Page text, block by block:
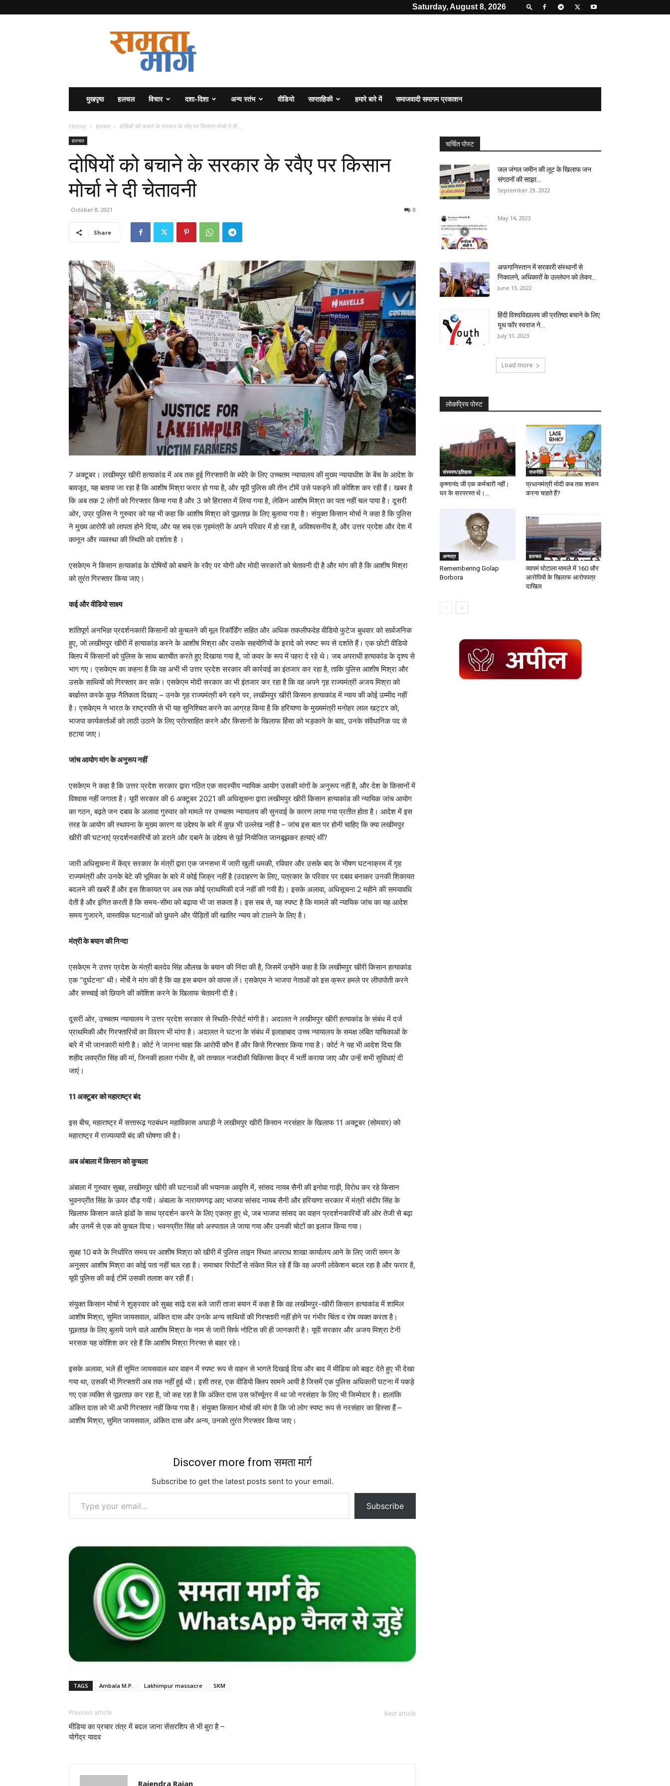
Saturday, August 8, 2026
मुखपृष्ठ हलचल विचार दशा-दिशा अन्य स्तंभ वीडियो साप्ताहिकी हमारे बारे में समाजवादी समागम प्रकाशन
Home हलचल दोषियों को बचाने के सरकार के रवैए पर किसान मोर्चा ने दी...
हलचल
दोषियों को बचाने के सरकार के रवैए पर किसान
मोर्चा ने दी चेतावनी
October 8, 2021 0
Share
7 अक्टूबर। लखीमपुर खीरी हत्याकांड में अब तक हुई गिरफ्तारी के ब्योरे के लिए उच्चतम न्यायालय की मुख्य न्यायाधीश के बेंच के आदेश के
बावजूद, यह बताया जा रहा है कि आशीष मिश्रा फरार हो गया है, और यूपी पुलिस की तीन टीमें उसे पकड़ने की कोशिश कर रही हैं। खबर है
कि अब तक 2 लोगों को गिरफ्तार किया गया है और 3 को हिरासत में लिया गया है, लेकिन आशीष मिश्रा का पता नहीं चल पाया है। दूसरी
ओर, उप्र पुलिस ने गुरुवार को यह भी कहा कि आशीष मिश्रा को पूछताछ के लिए बुलाया गया है। संयुक्त किसान मोर्चा ने कहा है कि पुलिस
ने मुख्य आरोपी को लापता होने दिया, और यह सब एक गृहमंत्री के अपने परिवार में हो रहा है, अविश्वसनीय है, और उत्तर प्रदेश और देश में
कानून और व्यवस्था की स्थिति को दर्शाता है ।
एसकेएम ने किसान हत्याकांड के दोषियों को बचाने के रवैए पर योगी और मोदी सरकारों को चेतावनी दी है और मांग की है कि आशीष मिश्रा
को तुरंत गिरफ्तार किया जाए।
कई और वीडियो साक्ष्य
शांतिपूर्ण अनभिज्ञ प्रदर्शनकारी किसानों को कुचलने की मूल रिकॉर्डिंग सहित और अधिक तकलीफदेह वीडियो फुटेज बुधवार को सार्वजनिक
हुए, जो लखीमपुर खीरी में हत्याकांड करने के आशीष मिश्रा और उसके सहयोगियों के इरादे को स्पष्ट रूप से दर्शाते हैं। एक छोटी वीडियो
क्लिप में किसानों को पुलिस के साथ बातचीत करते हुए दिखाया गया है, जो कवर के रूप में पहरा दे रहे थे। जब अपराधी हत्याकांड के दृश्य से
भाग गए। एसकेएम का कहना है कि वह अभी भी उत्तर प्रदेश सरकार की कार्रवाई का इंतजार कर रहा है, ताकि पुलिस आशीष मिश्रा और
उसके साथियों को गिरफ्तार कर सके। एसकेएम मोदी सरकार का भी इंतजार कर रहा है कि वह अपने गृह राज्यमंत्री अजय मिश्रा को
बर्खास्त करके कुछ नैतिकता दिखाए – उनके गृह राज्यमंत्री बने रहने पर, लखीमपुर खीरी किसान हत्याकांड में न्याय की कोई उम्मीद नहीं
है। एसकेएम ने भारत के राष्ट्रपति से भी यह सुनिश्चित करने का आग्रह किया है कि हरियाणा के मुख्यमंत्री मनोहर लाल खट्टर को,
भाजपा कार्यकर्ताओं को लाठी उठाने के लिए प्रोत्साहित करने और किसानों के खिलाफ हिंसा को भड़काने के बाद, उनके संवैधानिक पद से
हटाया जाए।
जांच आयोग मांग के अनुरूप नहीं
एसकेएम ने कहा है कि उत्तर प्रदेश सरकार द्वारा गठित एक सदस्यीय न्यायिक आयोग उसकी मांगों के अनुरूप नहीं है, और देश के किसानों में
विश्वास नहीं जगाता है। यूपी सरकार की 6 अक्टूबर 2021 की अधिसूचना द्वारा लखीमपुर खीरी किसान हत्याकांड की न्यायिक जांच आयोग
का गठन, बढ़ते जन दबाव के अलावा गुरुवार को मामले पर उच्चतम न्यायालय की सुनवाई के कारण लाया गया प्रतीत होता है। आदेश में इस
तरह के आयोग की स्थापना के मुख्य कारण या उद्देश्य के बारे में कुछ भी उल्लेख नहीं है – जांच इस बात पर होनी चाहिए कि क्या लखीमपुर
खीरी की घटनाएं प्रदर्शनकारियों को डराने और दबाने के उद्देश्य से पूर्व नियोजित जानबूझकर हत्याएं थीं?
जारी अधिसूचना में केंद्र सरकार के मंत्री द्वारा एक जनसभा में जारी खुली धमकी, रविवार और उसके बाद के भीषण घटनाक्रम में गृह
राज्यमंत्री और उनके बेटे की भूमिका के बारे में कोई जिक्र नहीं है (उदाहरण के लिए, पत्रकार के परिवार पर दबाव बनाकर उनकी शिकायत
बदलने की खबरें हैं और इस शिकायत पर अब तक कोई प्राथमिकी दर्ज नहीं की गयी है)। इसके अलावा, अधिसूचना 2 महीने की समयावधि
देती है और इंगित करती है कि समय-सीमा को बढ़ाया भी जा सकता है। इस सब से, यह स्पष्ट है कि मामले की न्यायिक जांच का यह आदेश
समय गुजारने, वास्तविक घटनाओं को छुपाने और पीड़ितों की खातिर न्याय को टालने के लिए है।
मंत्री के बयान की निन्दा
एसकेएम ने उत्तर प्रदेश के मंत्री बलदेव सिंह औलख के बयान की निंदा की है, जिसमें उन्होंने कहा है कि लखीमपुर खीरी किसान हत्याकांड
एक “दुर्घटना” थी। मोर्चे ने मांग की है कि वह इस बयान को वापस लें। एसकेएम ने भाजपा नेताओं को इस क्रूर हमले पर लीपापोती करने
और सच्चाई को छिपाने की कोशिश करने के खिलाफ चेतावनी दी है।
दूसरी ओर, उच्चतम न्यायालय ने उत्तर प्रदेश सरकार से स्थिति-रिपोर्ट मांगी है। अदालत ने लखीमपुर खीरी हत्याकांड के संबंध में दर्ज
प्राथमिकी और गिरफ्तारियों का विवरण भी मांगा है। अदालत ने घटना के संबंध में इलाहाबाद उच्च न्यायालय के समक्ष लंबित याचिकाओं के
बारे में भी जानकारी मांगी है। कोर्ट ने जानना चाहा कि आरोपी कौन हैं और किसे गिरफ्तार किया गया है। कोर्ट ने यह भी आदेश दिया कि
शहीद लवप्रीत सिंह की मां, जिनकी हालत गंभीर है, को तत्काल नजदीकी चिकित्सा केंद्र में भर्ती कराया जाए और उन्हें सभी सुविधाएं दी
जाएं।
11 अक्टूबर को महाराष्ट्र बंद
इस बीच, महाराष्ट्र में सत्तारूढ़ गठबंधन महाविकास अघाड़ी ने लखीमपुर खीरी किसान नरसंहार के खिलाफ 11 अक्टूबर (सोमवार) को
महाराष्ट्र में राज्यव्यापी बंद की घोषणा की है।
अब अंबाला में किसान को कुचला
अंबाला में गुरुवार सुबह, लखीमपुर खीरी की घटनाओं की भयानक आवृत्ति में, सांसद नायब सैनी की इनोवा गाड़ी, विरोध कर रहे किसान
भुवनप्रीत सिंह के ऊपर दौड़ गयी। अंबाला के नारायणगढ़ आए भाजपा सांसद नायब सैनी और हरियाणा सरकार में मंत्री संदीप सिंह के
खिलाफ किसान काले झंडों के साथ प्रदर्शन करने के लिए एकत्र हुए थे, जब भाजपा सांसद का वाहन प्रदर्शनकारियों की ओर तेजी से बढ़ा
और उनमें से एक को कुचल दिया। भवनप्रीत सिंह को अस्पताल ले जाया गया और उनकी चोटों का इलाज किया गया।
सुबह 10 बजे के निर्धारित समय पर आशीष मिश्रा को खीरी में पुलिस लाइन स्थित अपराध शाखा कार्यालय आने के लिए जारी समन के
अनुसार आशीष मिश्रा का कोई पता नहीं चल रहा है। समाचार रिपोर्टों से संकेत मिल रहे हैं कि वह अपनी लोकेशन बदल रहा है और फरार है,
यूपी पुलिस की कई टीमें उसकी तलाश कर रही हैं।
संयुक्त किसान मोर्चा ने शुक्रवार को सुबह साढ़े दस बजे जारी ताजा बयान में कहा है कि वह लखीमपुर-खीरी किसान हत्याकांड में शामिल
आशीष मिश्रा, सुमित जायसवाल, अंकित दास और उनके अन्य साथियों की गिरफ्तारी नहीं होने पर गंभीर चिंता व रोष व्यक्त करता है।
पूछताछ के लिए बुलाये जाने वाले आशीष मिश्रा के नाम से जारी सिर्फ नोटिस की ही जानकारी है। यूपी सरकार और अजय मिश्रा टेनी
भरसक यह कोशिश कर रहे हैं कि आशीष मिश्रा गिरफ्त से बाहर रहे।
इसके अलावा, भले ही सुमित जायसवाल थार वाहन में स्पष्ट रूप से वाहन से भागते दिखाई दिया और बाद में मीडिया को बाइट देते हुए भी देखा
गया था, उसकी भी गिरफ्तारी अब तक नहीं हुई थी। इसी तरह, एक वीडियो क्लिप सामने आयी है जिसमें एक पुलिस अधिकारी घटना में पकड़े
गए एक व्यक्ति से पूछताछ कर रहा है, जो कह रहा है कि अंकित दास उस फॉर्च्यूनर में था जो नरसंहार के लिए भी जिम्मेदार है। हालांकि
अंकित दास को भी अभी गिरफ्तार नहीं किया गया है। संयुक्त किसान मोर्चा की मांग है कि जो लोग स्पष्ट रूप से नरसंहार का हिस्सा हैं –
आशीष मिश्रा, सुमित जायसवाल, अंकित दास और अन्य, उनको तुरंत गिरफ्तार किया जाए।
Discover more from समता मार्ग
Subscribe to get the latest posts sent to your email.
Type your email…
Subscribe
TAGS Ambala M.P. Lakhimpur massacre SKM
Previous article
मीडिया का प्रचार तंत्र में बदल जाना सेंसरशिप से भी बुरा है –
योगेंद्र यादव
Next article
Rajendra Rajan
चर्चित पोस्ट
जल जंगल जमीन की लूट के खिलाफ जन
संगठनों की साझा...
September 29, 2022
May 14, 2023
अफगानिस्तान में सरकारी संस्थानों से
निकालने, अधिकारों के उल्लंघन को लेकर...
June 13, 2022
हिंदी विश्वविद्यालय की प्रतिष्ठा बचाने के लिए
यूथ फॉर स्वराज ने...
July 31, 2023
Load more
लोकप्रिय पोस्ट
संस्मरण/इतिहास
कृष्णानंद जी एक कर्मचारी नहीं।
घर के सरपरस्त थे।…
राजनीति
प्रधानमंत्री मोदी कब तक शासन
करना चाहते हैं?
अन्यत्र
Remembering Golap
Borbora
हलचल
व्यापमं घोटाला मामले में 160 और
आरोपियों के खिलाफ आरोपपत्र
दाखिल